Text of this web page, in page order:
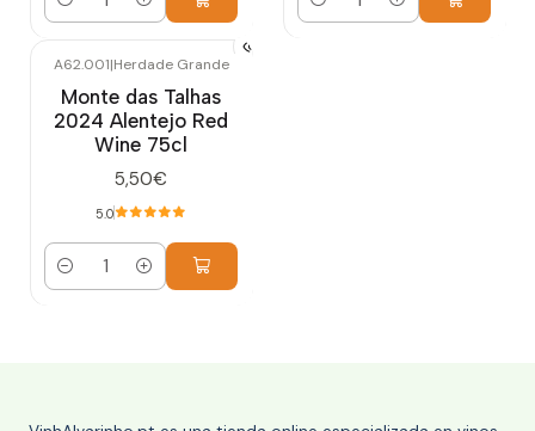
Cantidad Cantidad
A62.001|Herdade Grande
Monte das Talhas
2024 Alentejo Red
Wine 75cl
5,50€
5.0
Cantidad